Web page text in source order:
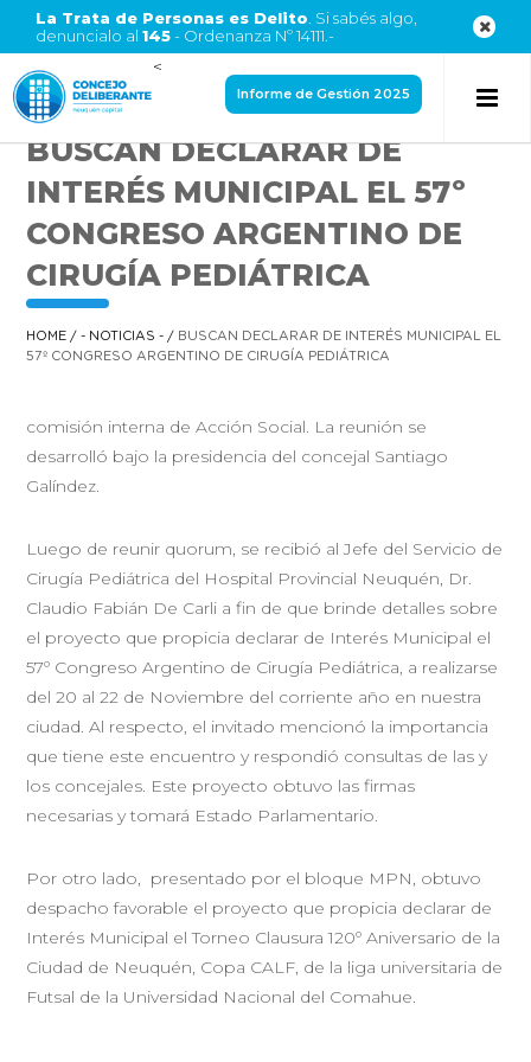
La Trata de Personas es Delito . Si sabés algo,
denuncialo al 145- Ordenanza Nº 14111.-
<
Informe de Gestión 2025
BUSCAN DECLARAR DE
INTERÉS MUNICIPAL EL 57º
CONGRESO ARGENTINO DE
CIRUGÍA PEDIÁTRICA
HOME /- NOTICIAS - / BUSCAN DECLARAR DE INTERÉS MUNICIPAL EL
57º CONGRESO ARGENTINO DE CIRUGÍA PEDIÁTRICA
comisión interna de Acción Social. La reunión se
desarrolló bajo la presidencia del concejal Santiago
Galíndez.
Luego de reunir quorum, se recibió al Jefe del Servicio de
Cirugía Pediátrica del Hospital Provincial Neuquén, Dr.
Claudio Fabián De Carli a fin de que brinde detalles sobre
el proyecto que propicia declarar de Interés Municipal el
57º Congreso Argentino de Cirugía Pediátrica, a realizarse
del 20 al 22 de Noviembre del corriente año en nuestra
ciudad. Al respecto, el invitado mencionó la importancia
que tiene este encuentro y respondió consultas de las y
los concejales. Este proyecto obtuvo las firmas
necesarias y tomará Estado Parlamentario.
Por otro lado, presentado por el bloque MPN, obtuvo
despacho favorable el proyecto que propicia declarar de
Interés Municipal el Torneo Clausura 120º Aniversario de la
Ciudad de Neuquén, Copa CALF, de la liga universitaria de
Futsal de la Universidad Nacional del Comahue.